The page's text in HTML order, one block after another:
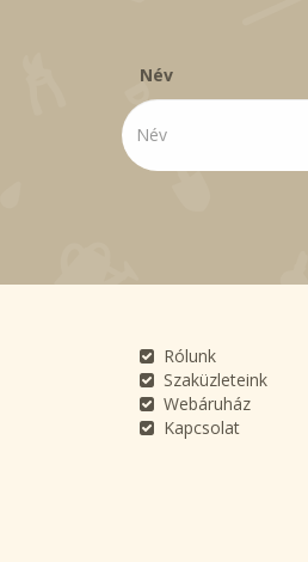
Név
Rólunk
Szaküzleteink
Webáruház
Kapcsolat